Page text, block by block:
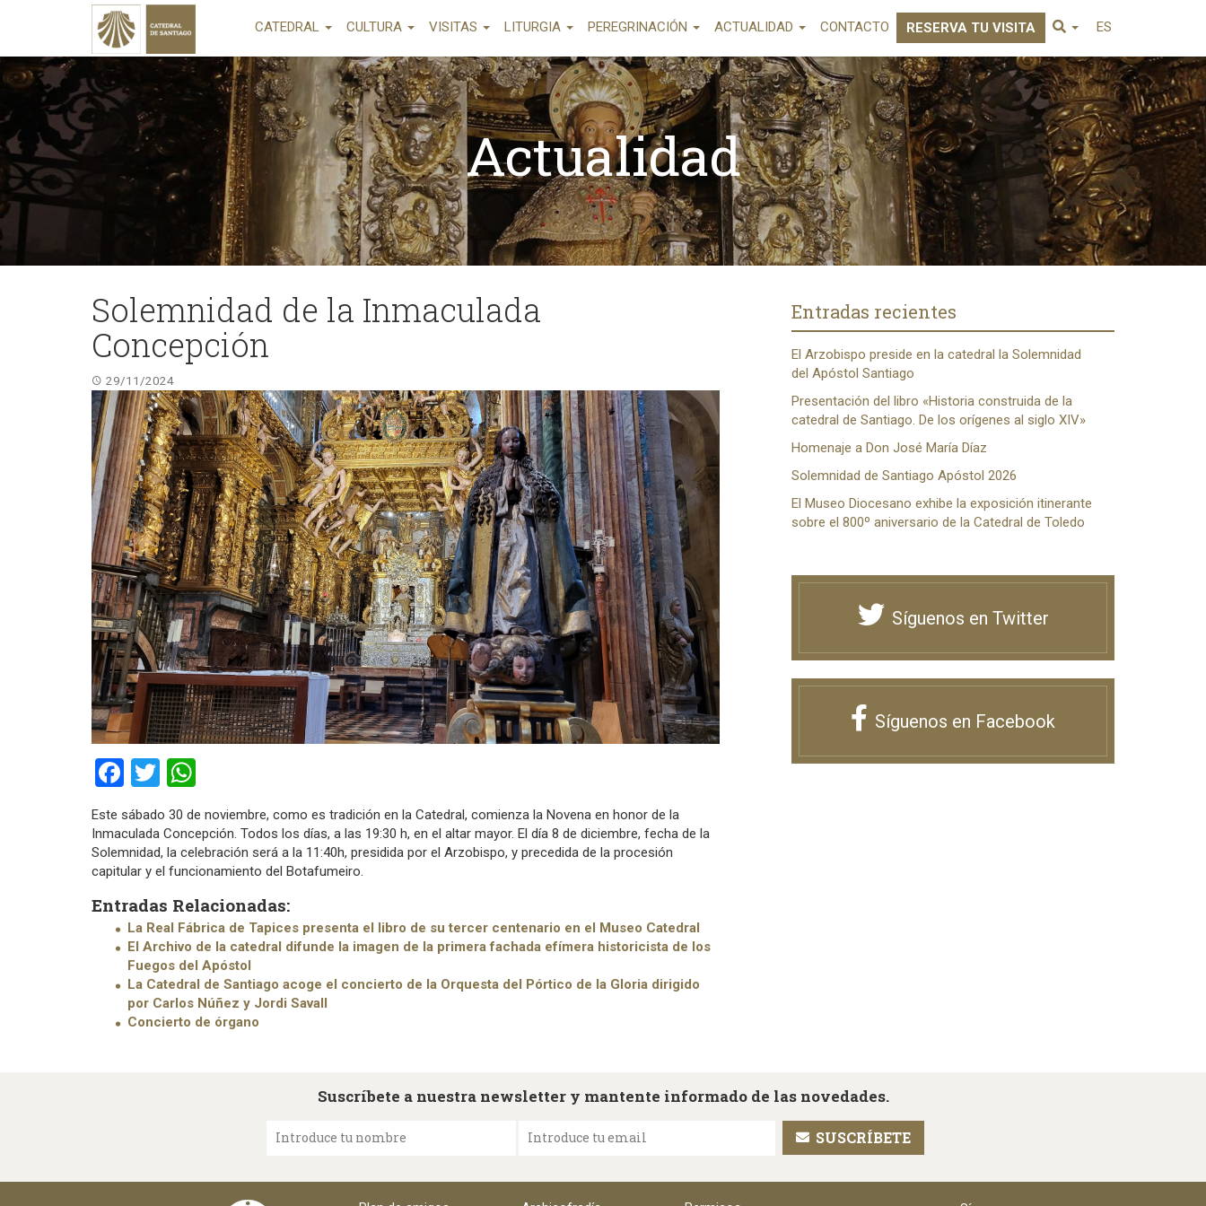
CATEDRAL CULTURA VISITAS LITURGIA PEREGRINACIÓN ACTUALIDAD CONTACTO RESERVA TU VISITA ES
Actualidad
Solemnidad de la Inmaculada
Concepción
29/11/2024
Facebook
Twitter
Este sábado 30 de noviembre, como es tradición en la Catedral, comienza la Novena en honor de la
Inmaculada Concepción. Todos los días, a las 19:30 h, en el altar mayor. El día 8 de diciembre, fecha de la
Solemnidad, la celebración será a la 11:40h, presidida por el Arzobispo, y precedida de la procesión
capitular y el funcionamiento del Botafumeiro.
Entradas Relacionadas:
La Real Fábrica de Tapices presenta el libro de su tercer centenario en el Museo Catedral
El Archivo de la catedral difunde la imagen de la primera fachada efímera historicista de los
Fuegos del Apóstol
La Catedral de Santiago acoge el concierto de la Orquesta del Pórtico de la Gloria dirigido
por Carlos Núñez y Jordi Savall
Concierto de órgano
Entradas recientes
El Arzobispo preside en la catedral la Solemnidad
del Apóstol Santiago
Presentación del libro «Historia construida de la
catedral de Santiago. De los orígenes al siglo XIV»
Homenaje a Don José María Díaz
Solemnidad de Santiago Apóstol 2026
El Museo Diocesano exhibe la exposición itinerante
sobre el 800º aniversario de la Catedral de Toledo
Síguenos en Twitter
Síguenos en Facebook
Suscríbete a nuestra newsletter y mantente informado de las novedades.
Introduce tu nombre Introduce tu email